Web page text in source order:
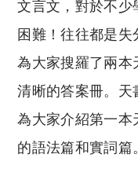
文言文，對於不少
困難！往往都是失
為大家搜羅了兩本
清晰的答案冊。天
為大家介紹第一本
的語法篇和實詞篇